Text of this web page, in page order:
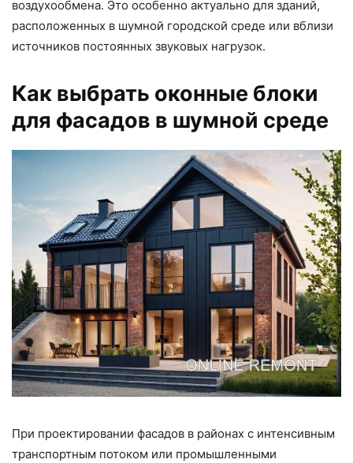
воздухообмена. Это особенно актуально для зданий,
расположенных в шумной городской среде или вблизи
источников постоянных звуковых нагрузок.
Как выбрать оконные блоки
для фасадов в шумной среде
При проектировании фасадов в районах с интенсивным
транспортным потоком или промышленными